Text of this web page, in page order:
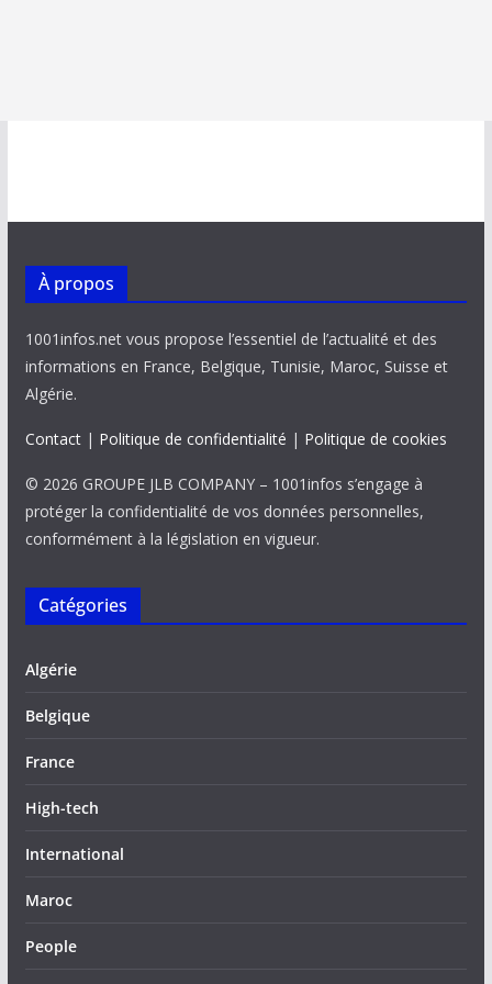
À propos
1001infos.net vous propose l’essentiel de l’actualité et des
informations en France, Belgique, Tunisie, Maroc, Suisse et
Algérie.
Contact| Politique de confidentialité | Politique de cookies
© 2026 GROUPE JLB COMPANY – 1001infos s’engage à
protéger la confidentialité de vos données personnelles,
conformément à la législation en vigueur.
Catégories
Algérie
Belgique
France
High-tech
International
Maroc
People